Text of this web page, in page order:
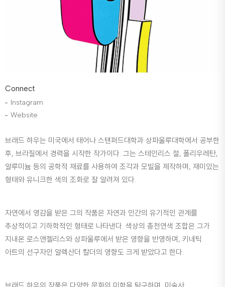
Connect
Instagram
Website
브래드 하우는 미국에서 태어나 스탠퍼드대학과 상파울루대학에서 공부한
후, 브라질에서 경력을 시작한 작가이다. 그는 스테인리스 철, 폴리우레탄,
알루미늄 등의 공학적 재료를 사용하여 조각과 모빌을 제작하며, 재미있는
형태와 유니크한 색의 조화로 잘 알려져 있다.
자연에서 영감을 받은 그의 작품은 자연과 인간의 유기적인 관계를
추상적이고 기하학적인 형태로 나타낸다. 색상의 총천연색 조합은 그가
지내온 로스앤젤리스와 상파울루에서 받은 영향을 반영하며, 키네틱
아트의 선구자인 알렉산더 칼더의 영향도 크게 받았다고 한다.